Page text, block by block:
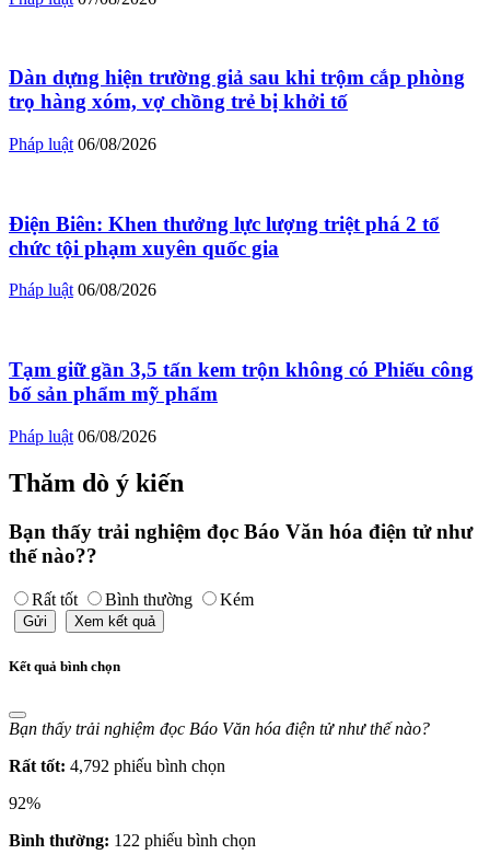
Dàn dựng hiện trường giả sau khi trộm cắp phòng
trọ hàng xóm, vợ chồng trẻ bị khởi tố
Pháp luật 06/08/2026
Điện Biên: Khen thưởng lực lượng triệt phá 2 tổ
chức tội phạm xuyên quốc gia
Pháp luật 06/08/2026
Tạm giữ gần 3,5 tấn kem trộn không có Phiếu công
bố sản phẩm mỹ phẩm
Pháp luật 06/08/2026
Thăm dò ý kiến
Bạn thấy trải nghiệm đọc Báo Văn hóa điện tử như
thế nào??
Rất tốt Bình thường Kém
Gửi Xem kết quả
Kết quả bình chọn
Bạn thấy trải nghiệm đọc Báo Văn hóa điện tử như thế nào?
Rất tốt: 4,792 phiếu bình chọn
92%
Bình thường: 122 phiếu bình chọn